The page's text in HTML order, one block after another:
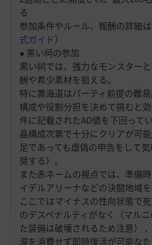
る
参加条件やルール、報酬の詳細
式ガイド）
● 黒い祠の参加
黒い祠では、強力なモンスター
酬や希少素材を狙える。
特に黄海道はパーティ前提の難
構成や役割分担を決めて挑むと
件に記載されたAD値を下回って
晶構成次第で十分にクリアが可
足であっても虚偽の申告をして
奨する）。
また赤ネームの視点では、準備
イデルアリーナなどの決闘地域
ここではマイナスの性向状態で
のデスペナルティがなく（マル
た装備は破壊されるため注意）
涙を消費せず即時復活が可能な